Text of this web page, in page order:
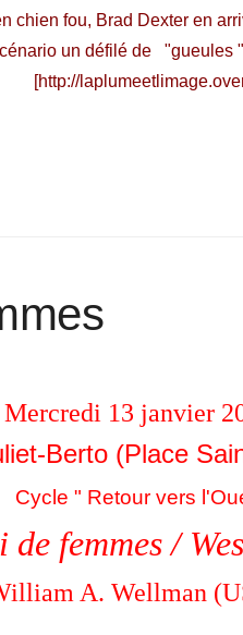
chien fou, Brad Dexter en
un défilé de "gueules
http://
Mercredi 13 janvier
Berto (Place
Cycle " Retour vers
de femmes /
A. Wellman